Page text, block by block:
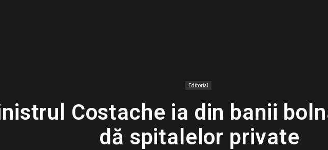
Editorial
Costache ia din banii
dă spitalelor private